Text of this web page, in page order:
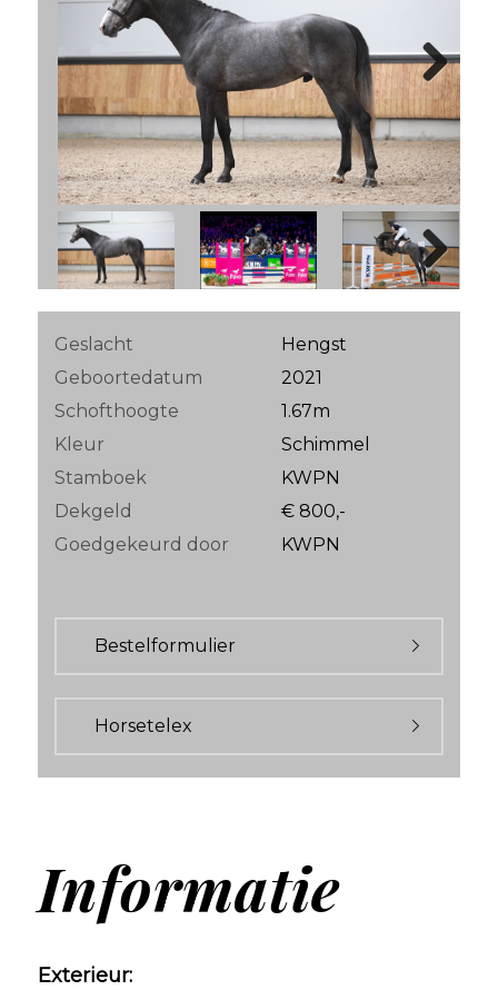
Next
Geslacht
Hengst
Geboortedatum
2021
Schofthoogte
1.67m
Kleur
Schimmel
Stamboek
KWPN
Dekgeld
€ 800,-
Goedgekeurd door
KWPN
Bestelformulier
Horsetelex
Informatie
Exterieur: